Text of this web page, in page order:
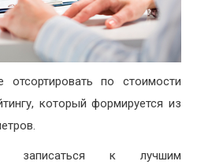
по стоимости
который формируется из
к лучшим